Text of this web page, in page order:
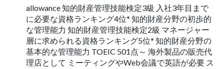
allowance 知的財産管理技能検定3級 入社3年目まで
に必要な資格ランキング4位* 知的財産分野の初歩的
な管理能力 知的財産管理技能検定2級 マネージャー
層に求められる資格ランキング5位* 知的財産分野の
基本的な管理能力 TOEIC 501点～ 海外製品の販売代
理店として ミーティングやWeb会議で英語が必要 ス